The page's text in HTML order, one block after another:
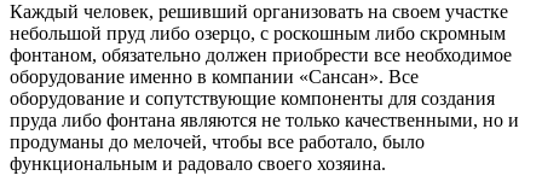
Каждый человек, решивший организовать на своем участке
небольшой пруд либо озерцо, с роскошным либо скромным
фонтаном, обязательно должен приобрести все необходимое
оборудование именно в компании «Сансан». Все
оборудование и сопутствующие компоненты для создания
пруда либо фонтана являются не только качественными, но и
продуманы до мелочей, чтобы все работало, было
функциональным и радовало своего хозяина.